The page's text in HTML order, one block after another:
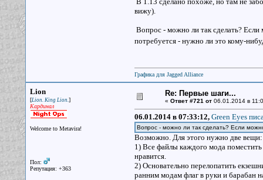
вижу).
Вопрос - можно ли так сделать?
потребуется - нужно ли это кому-
Графика для Jagged Alliance
Lion
[Lion. King Lion.]
Кардинал
Welcome to Metavira!
Пол:
Репутация: +363
Re: Первые шаги...
« Ответ #721 от06.01.2014 в
06.01.2014 в 07:33:12, Green Eyes
Вопрос - можно ли так сделать? Если
Возможно. Для этого нужно две
1) Все файлы каждого мода поместить
нравится.
2) Основательно перелопатить
ранним модам флаг в руки и барабан